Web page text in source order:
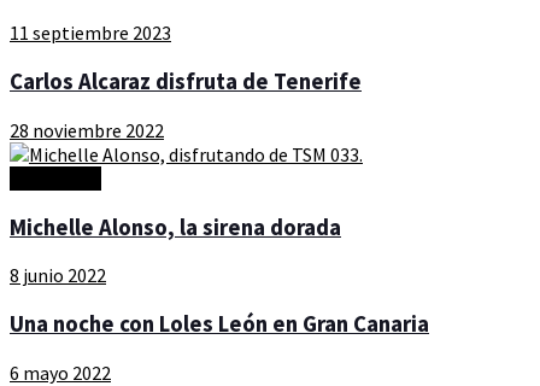
11 septiembre 2023
Carlos Alcaraz disfruta de Tenerife
28 noviembre 2022
Michelle Alonso, la sirena dorada
8 junio 2022
Una noche con Loles León en Gran Canaria
6 mayo 2022